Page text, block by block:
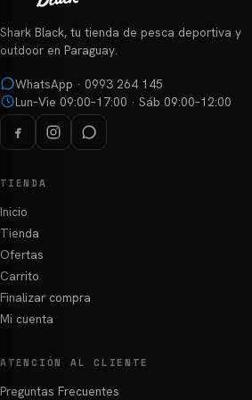
en
producto
Shark Black, tu tienda de pesca deportiva y
outdoor en Paraguay.
WhatsApp · 0993 264 145
Lun–Vie 09:00–17:00 · Sáb 09:00–12:00
TIENDA
Inicio
Tienda
Ofertas
Carrito
Finalizar compra
Mi cuenta
ATENCIÓN AL CLIENTE
Preguntas Frecuentes